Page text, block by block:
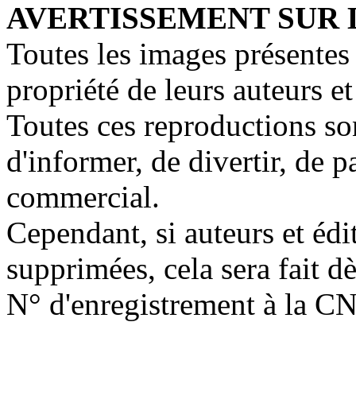
AVERTISSEMENT
Toutes les images
propriété de leurs auteurs
Toutes ces reproductions
d'informer, de divertir, de
commercial.
Cependant, si auteurs et
supprimées, cela sera fait
N° d'enregistrement à la